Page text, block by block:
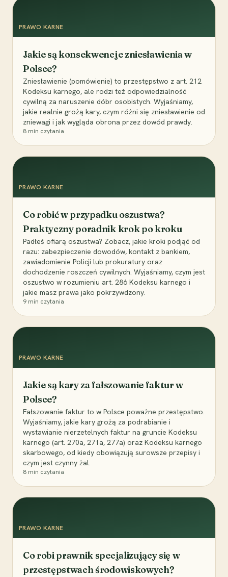
PRAWO KARNE
Jakie są konsekwencje zniesławienia w
Polsce?
Zniesławienie (pomówienie) to przestępstwo z art. 212
Kodeksu karnego, ale rodzi też odpowiedzialność
cywilną za naruszenie dóbr osobistych. Wyjaśniamy,
jakie realnie grożą kary, czym różni się zniesławienie od
zniewagi i jak wygląda obrona przez dowód prawdy.
8 min czytania
PRAWO KARNE
Co robić w przypadku oszustwa?
Praktyczny poradnik krok po kroku
Padłeś ofiarą oszustwa? Zobacz, jakie kroki podjąć od
razu: zabezpieczenie dowodów, kontakt z bankiem,
zawiadomienie Policji lub prokuratury oraz
dochodzenie roszczeń cywilnych. Wyjaśniamy, czym jest
oszustwo w rozumieniu art. 286 Kodeksu karnego i
jakie masz prawa jako pokrzywdzony.
9 min czytania
PRAWO KARNE
Jakie są kary za fałszowanie faktur w
Polsce?
Fałszowanie faktur to w Polsce poważne przestępstwo.
Wyjaśniamy, jakie kary grożą za podrabianie i
wystawianie nierzetelnych faktur na gruncie Kodeksu
karnego (art. 270a, 271a, 277a) oraz Kodeksu karnego
skarbowego, od kiedy obowiązują surowsze przepisy i
czym jest czynny żal.
8 min czytania
PRAWO KARNE
Co robi prawnik specjalizujący się w
przestępstwach środowiskowych?